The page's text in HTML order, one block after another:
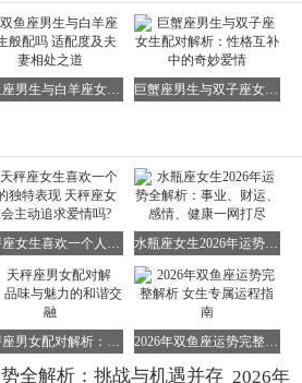
人际关系将逐渐恢复正常，与团
频繁。在这个阶段，你们多半会抱
种事务，努力维护自己的形象和声
教、出国或国外讯息产生浓厚兴
将成为这段时间的焦点。这种跨文
更加开阔，看待问题的角度也会更
、表演、公众事务相关的领域时，
然压力能促使你们不断进步，但随
们感到受伤。因此，你们需要学会
坚韧。
会表现出一种愿意牺牲来配合他
配合自己的态度。这种任性和隐性
双鱼座男生与白羊座女生般配吗 适配度及夫妻相处之道 巨蟹座男生与双子座女生配对解析：性格互补中的奇妙爱情
天秤座女生喜欢一个人的独特表现 天秤座女生会主动追求爱情吗? 水瓶座女生2026年运势全解析：事业、财运、感情、健康一网打尽
天秤座男女配对解析：品味与魅力的和谐交融 2026年双鱼座运势完整解析 女生专属运程指南
2026年